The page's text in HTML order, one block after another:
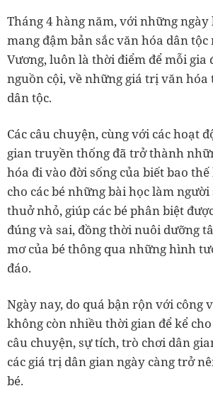
Tháng 4 hàng năm, với những
mang đậm bản sắc văn hóa dân tộc
Vương, luôn là thời điểm để mỗi gia
nguồn cội, về những giá trị văn hóa
dân tộc.
Các câu chuyện, cùng với các hoạt
gian truyền thống đã trở thành
hóa đi vào đời sống của biết bao
cho các bé những bài học làm
thuở nhỏ, giúp các bé phân biệt
đúng và sai, đồng thời nuôi dưỡng
mơ của bé thông qua những hình
đáo.
Ngày nay, do quá bận rộn với công
không còn nhiều thời gian để kể
câu chuyện, sự tích, trò chơi dân
các giá trị dân gian ngày càng trở
bé.